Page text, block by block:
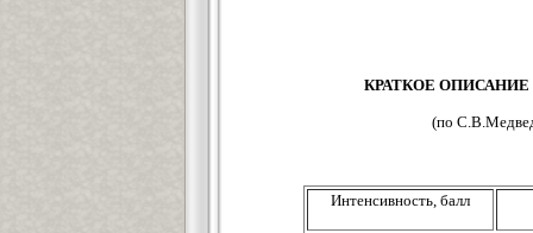
КРАТКОЕ
(по
Интенсивность, балл